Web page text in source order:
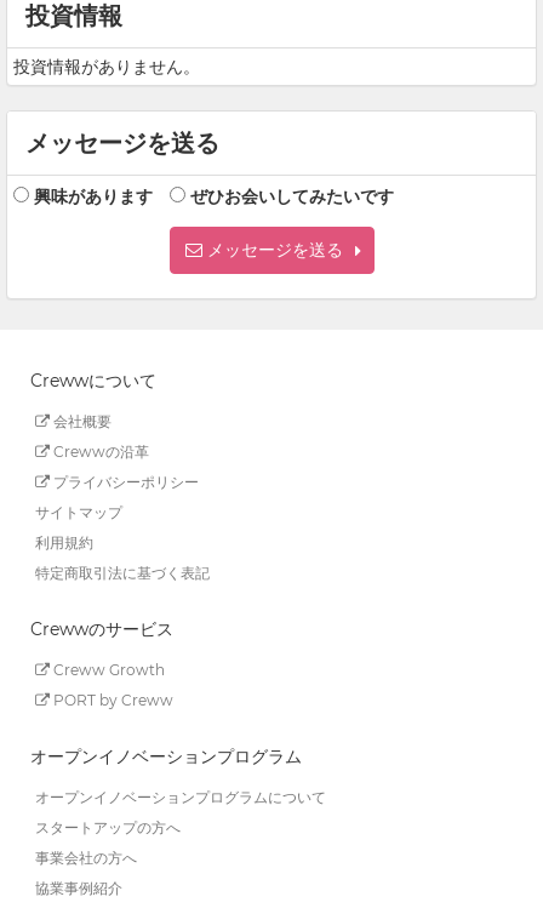
投資情報
投資情報がありません。
メッセージを送る
興味があります ぜひお会いしてみたいです
メッセージを送る
Crewwについて
会社概要
Crewwの沿革
プライバシーポリシー
サイトマップ
利用規約
特定商取引法に基づく表記
Crewwのサービス
Creww Growth
PORT by Creww
オープンイノベーションプログラム
オープンイノベーションプログラムについて
スタートアップの方へ
事業会社の方へ
協業事例紹介